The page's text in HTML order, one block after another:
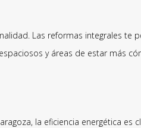
Las reformas integrales
y áreas de estar más
la eficiencia energética es